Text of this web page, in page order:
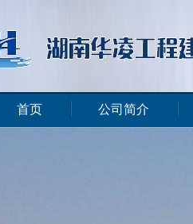
首页 公司简介